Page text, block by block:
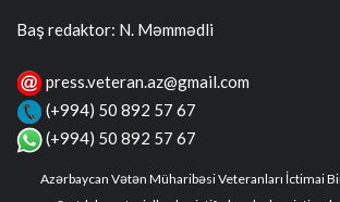
Baş redaktor: N. Məmmədli
press.veteran.az@gmail.com
(+994) 50 892 57 67
(+994) 50 892 57 67
Azərbaycan Vətən Müharibəsi Veteranları İctimai